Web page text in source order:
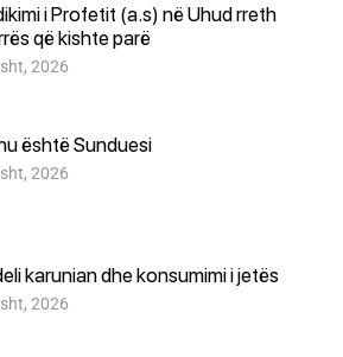
i Profetit (a.s) në Uhud rreth
që kishte parë
2026
është Sunduesi
2026
karunian dhe konsumimi i jetës
2026